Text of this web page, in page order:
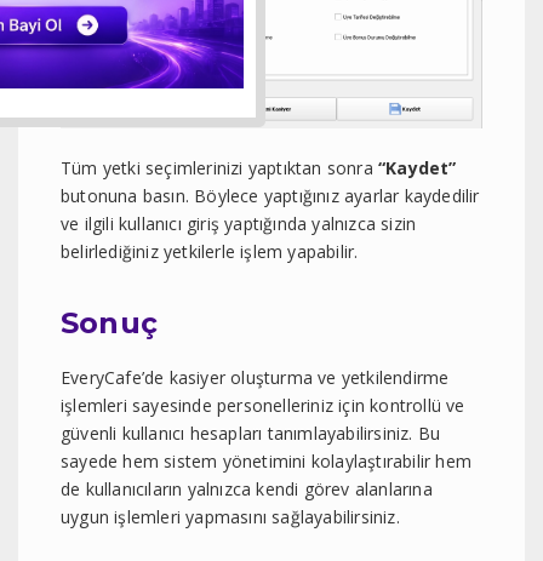
Tüm yetki seçimlerinizi yaptıktan sonra “Kaydet”
butonuna basın. Böylece yaptığınız ayarlar kaydedilir
ve ilgili kullanıcı giriş yaptığında yalnızca sizin
belirlediğiniz yetkilerle işlem yapabilir.
Sonuç
EveryCafe’de kasiyer oluşturma ve yetkilendirme
işlemleri sayesinde personelleriniz için kontrollü ve
güvenli kullanıcı hesapları tanımlayabilirsiniz. Bu
sayede hem sistem yönetimini kolaylaştırabilir hem
de kullanıcıların yalnızca kendi görev alanlarına
uygun işlemleri yapmasını sağlayabilirsiniz.